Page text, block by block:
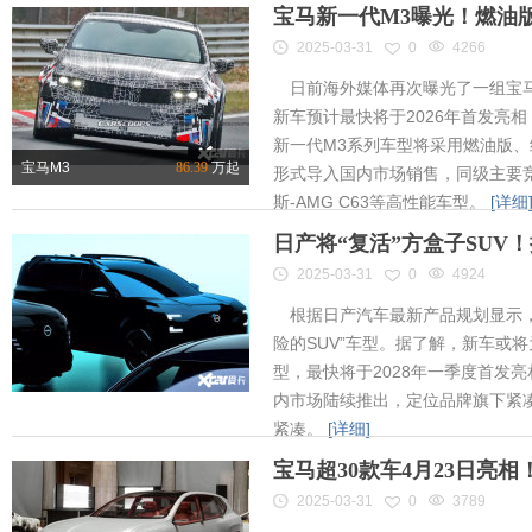
宝马M3 86.39万起
宝马新一代M3曝光！燃油
2025-03-31 0 4266
日前海外媒体再次曝光了一组宝
新车预计最快将于2026年首发亮
新一代M3系列车型将采用燃油版
形式导入国内市场销售，同级主要
斯-AMG C63等高性能车型。 [详细]
日产将“复活”方盒子SUV
2025-03-31 0 4924
根据日产汽车最新产品规划显示
险的SUV”车型。据了解，新车或
型，最快将于2028年一季度首发
内市场陆续推出，定位品牌旗下紧
紧凑。 [详细]
宝马超30款车4月23日亮
2025-03-31 0 3789